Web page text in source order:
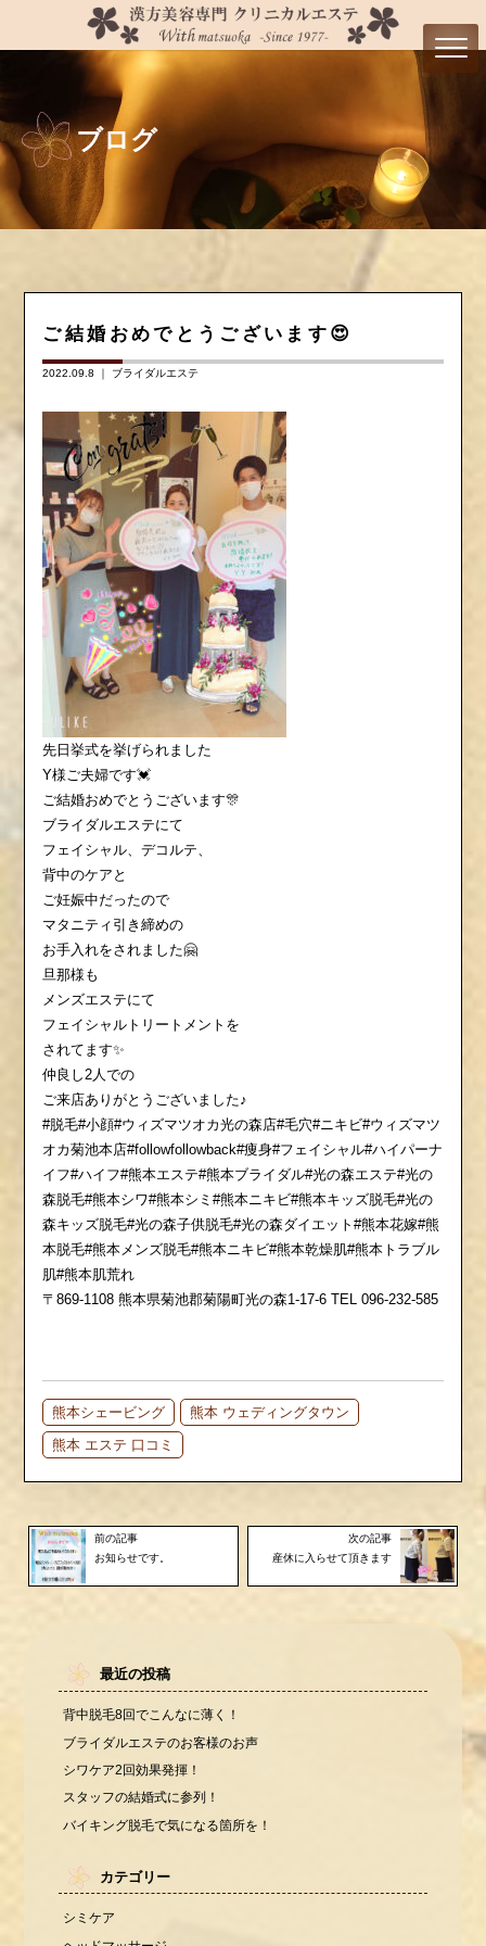
ブログ
ご結婚おめでとうございます😍
2022.09.8 ｜ ブライダルエステ
先日挙式を挙げられました
Y様ご夫婦です💓
ご結婚おめでとうございます🎊
ブライダルエステにて
フェイシャル、デコルテ、
背中のケアと
ご妊娠中だったので
マタニティ引き締めの
お手入れをされました🤗
旦那様も
メンズエステにて
フェイシャルトリートメントを
されてます✨
仲良し2人での
ご来店ありがとうございました♪
#脱毛#小顔#ウィズマツオカ光の森店#毛穴#ニキビ#ウィズマツ
オカ菊池本店#followfollowback#痩身#フェイシャル#ハイパーナ
イフ#ハイフ#熊本エステ#熊本ブライダル#光の森エステ#光の
森脱毛#熊本シワ#熊本シミ#熊本ニキビ#熊本キッズ脱毛#光の
森キッズ脱毛#光の森子供脱毛#光の森ダイエット#熊本花嫁#熊
本脱毛#熊本メンズ脱毛#熊本ニキビ#熊本乾燥肌#熊本トラブル
肌#熊本肌荒れ
〒869-1108 熊本県菊池郡菊陽町光の森1-17-6 TEL 096-232-585
熊本シェービング
熊本 ウェディングタウン
熊本 エステ 口コミ
前の記事
お知らせです。
次の記事
産休に入らせて頂きます
最近の投稿
背中脱毛8回でこんなに薄く！
ブライダルエステのお客様のお声
シワケア2回効果発揮！
スタッフの結婚式に参列！
バイキング脱毛で気になる箇所を！
カテゴリー
シミケア